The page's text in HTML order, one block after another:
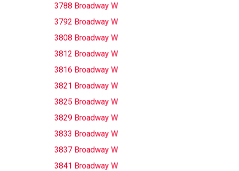
3788 Broadway W
3792 Broadway W
3808 Broadway W
3812 Broadway W
3816 Broadway W
3821 Broadway W
3825 Broadway W
3829 Broadway W
3833 Broadway W
3837 Broadway W
3841 Broadway W